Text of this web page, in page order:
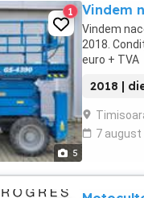
5
1 Vindem
Vindem
2018.
euro + TVA
2018 |
7 august